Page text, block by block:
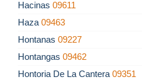
Hacinas 09611
Haza 09463
Hontanas 09227
Hontangas 09462
Hontoria De La Cantera 09351